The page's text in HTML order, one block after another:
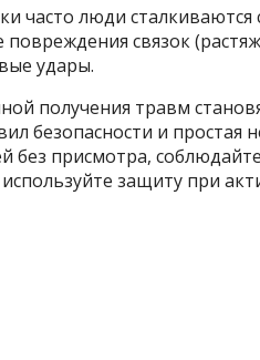
часто люди
повреждения связок
удары.
получения травм
безопасности и простая
без присмотра,
защиту при